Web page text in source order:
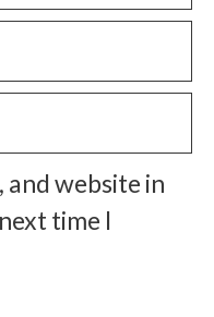
and website in
time I